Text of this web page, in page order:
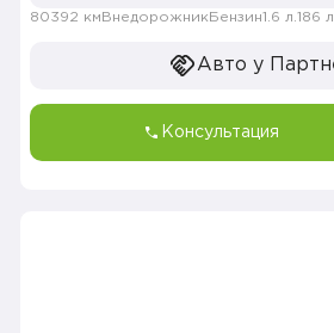
80392 км Внедорожник Бензин1.6 л. 186
Авто у
Консультация